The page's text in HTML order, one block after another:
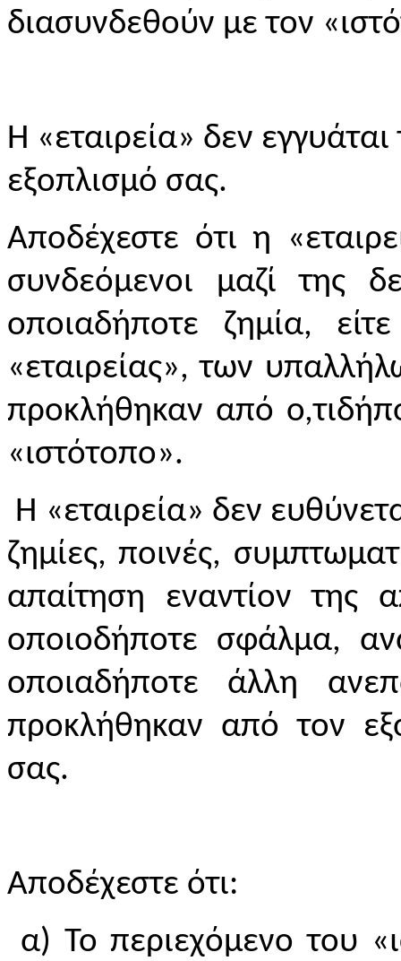
διασυνδεθούν με τον
Η «εταιρεία» δεν
εξοπλισμό σας.
Αποδέχεστε ότι η
συνδεόμενοι μαζί της
οποιαδήποτε ζημία,
«εταιρείας», των
προκλήθηκαν από
«ιστότοπο».
Η «εταιρεία» δεν
ζημίες, ποινές,
απαίτηση εναντίον της
οποιοδήποτε σφάλμα,
οποιαδήποτε άλλη
προκλήθηκαν από τον
σας.
Αποδέχεστε ότι:
α) Το περιεχόμενο του